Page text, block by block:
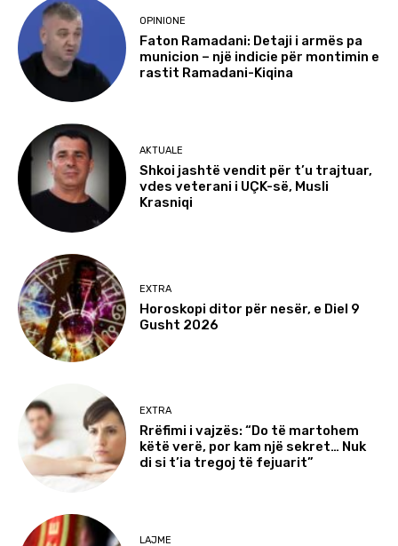
OPINIONE
Faton Ramadani: Detaji i armës pa
municion – një indicie për montimin e
rastit Ramadani-Kiqina
AKTUALE
Shkoi jashtë vendit për t’u trajtuar,
vdes veterani i UÇK-së, Musli
Krasniqi
EXTRA
Horoskopi ditor për nesër, e Diel 9
Gusht 2026
EXTRA
Rrëfimi i vajzës: “Do të martohem
këtë verë, por kam një sekret… Nuk
di si t’ia tregoj të fejuarit”
LAJME